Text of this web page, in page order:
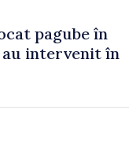
pagube în
intervenit în